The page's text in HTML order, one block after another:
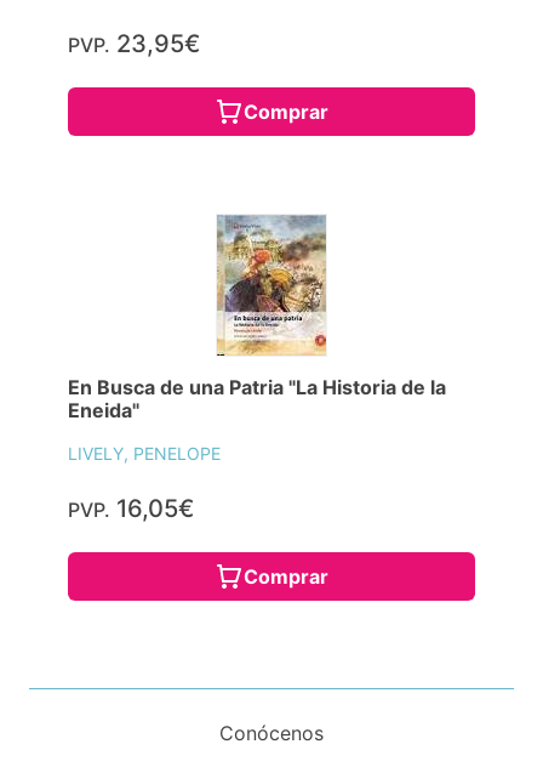
PVP. 23,95€
Comprar
En Busca de una Patria "La Historia de la
Eneida"
LIVELY, PENELOPE
PVP. 16,05€
Comprar
Conócenos